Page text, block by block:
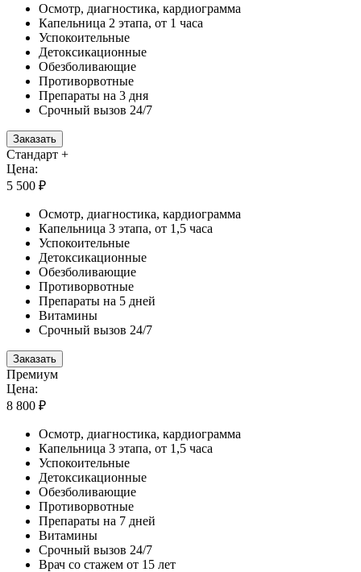
Осмотр, диагностика, кардиограмма
Капельница 2 этапа, от 1 часа
Успокоительные
Детоксикационные
Обезболивающие
Противорвотные
Препараты на 3 дня
Срочный вызов 24/7
Заказать
Стандарт +
Цена:
5 500 ₽
Осмотр, диагностика, кардиограмма
Капельница 3 этапа, от 1,5 часа
Успокоительные
Детоксикационные
Обезболивающие
Противорвотные
Препараты на 5 дней
Витамины
Срочный вызов 24/7
Заказать
Премиум
Цена:
8 800 ₽
Осмотр, диагностика, кардиограмма
Капельница 3 этапа, от 1,5 часа
Успокоительные
Детоксикационные
Обезболивающие
Противорвотные
Препараты на 7 дней
Витамины
Срочный вызов 24/7
Врач со стажем от 15 лет